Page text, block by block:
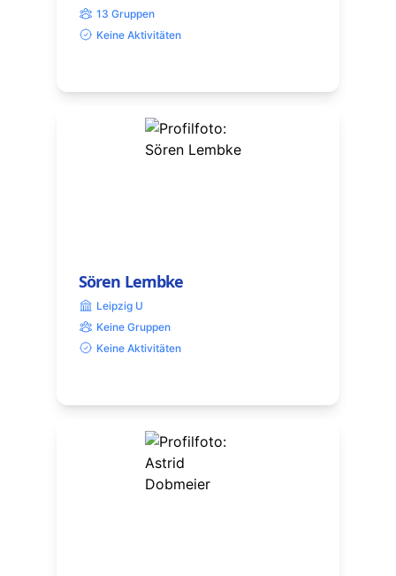
13 Gruppen
Keine Aktivitäten
Sören Lembke
Leipzig U
Keine Gruppen
Keine Aktivitäten